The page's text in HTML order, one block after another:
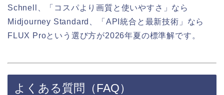
Schnell、「コスパより画質と使いやすさ」なら
Midjourney Standard、「API統合と最新技術」なら
FLUX Proという選び方が2026年夏の標準解です。
よくある質問（FAQ）